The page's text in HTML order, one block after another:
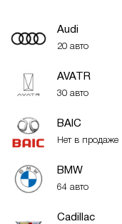
Audi
20 авто
AVATR
30 авто
BAIC
Нет в продаже
BMW
64 авто
Cadillac